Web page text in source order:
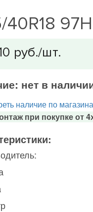
нет в
наличие по
при покупке от